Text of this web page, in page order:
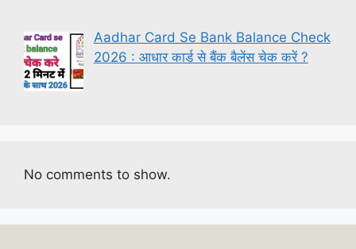
Aadhar Card Se Bank Balance Check
2026 : आधार कार्ड से बैंक बैलेंस चेक करें ?
No comments to show.